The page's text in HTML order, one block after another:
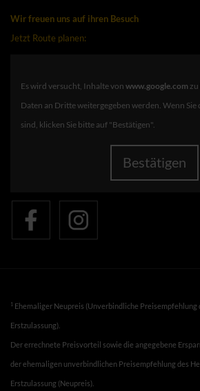
Wir freuen uns auf ihren Besuch
Jetzt Route planen:
Es wird versucht, Inhalte von www.google.com zu
Daten an Dritte weitergegeben werden. Wenn Sie damit einverstanden
sind, klicken Sie bitte auf "Bestätigen".
Bestätigen
1 Ehemaliger Neupreis (Unverbindliche Preisempfehlung
Erstzulassung).
Der errechnete Preisvorteil sowie die angegebene
der ehemaligen unverbindlichen Preisempfehlung des
Erstzulassung (Neupreis).